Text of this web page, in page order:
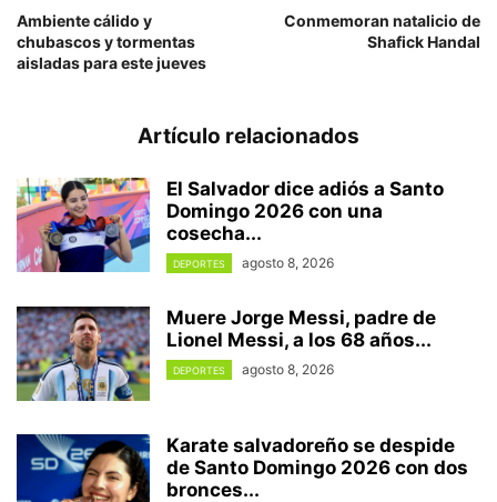
Ambiente cálido y
chubascos y tormentas
aisladas para este jueves
Conmemoran natalicio de
Shafick Handal
Artículo relacionados
El Salvador dice adiós a Santo
Domingo 2026 con una
cosecha...
DEPORTES agosto 8, 2026
Muere Jorge Messi, padre de
Lionel Messi, a los 68 años...
DEPORTES agosto 8, 2026
Karate salvadoreño se despide
de Santo Domingo 2026 con dos
bronces...